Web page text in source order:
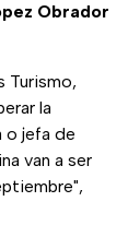
Obrador
Turismo,
la
o jefa de
van a ser